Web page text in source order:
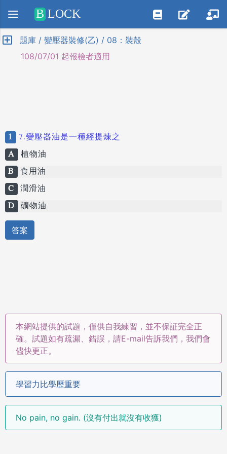
Positive SSL
B LOCK
題庫 / 變壓器裝修(乙) / 08：裝殼
108/07/01 起報檢者適用
1 7.變壓器油是一種經提煉之
A 植物油
B 食用油
C 潤滑油
D 礦物油
答案
本網站提供的試題，僅供自我練習，並不保証完全正
確。試題如有疏漏、錯誤，請E-mail告訴我們，我們會
儘快更正。
學習力比學歷重要
No pain, no gain. (沒有付出就沒有收獲)